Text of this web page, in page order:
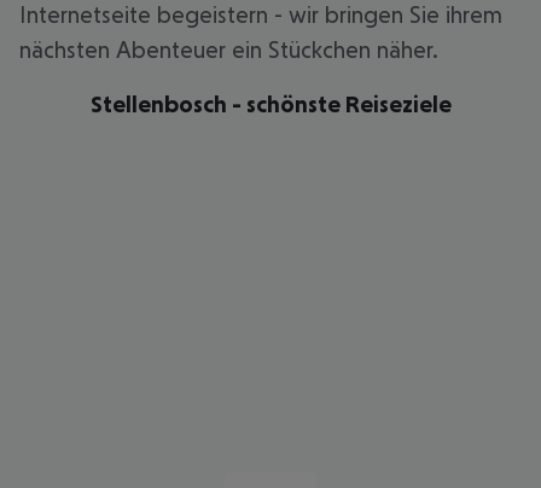
Internetseite begeistern - wir bringen Sie ihrem
nächsten Abenteuer ein Stückchen näher.
Stellenbosch - schönste Reiseziele